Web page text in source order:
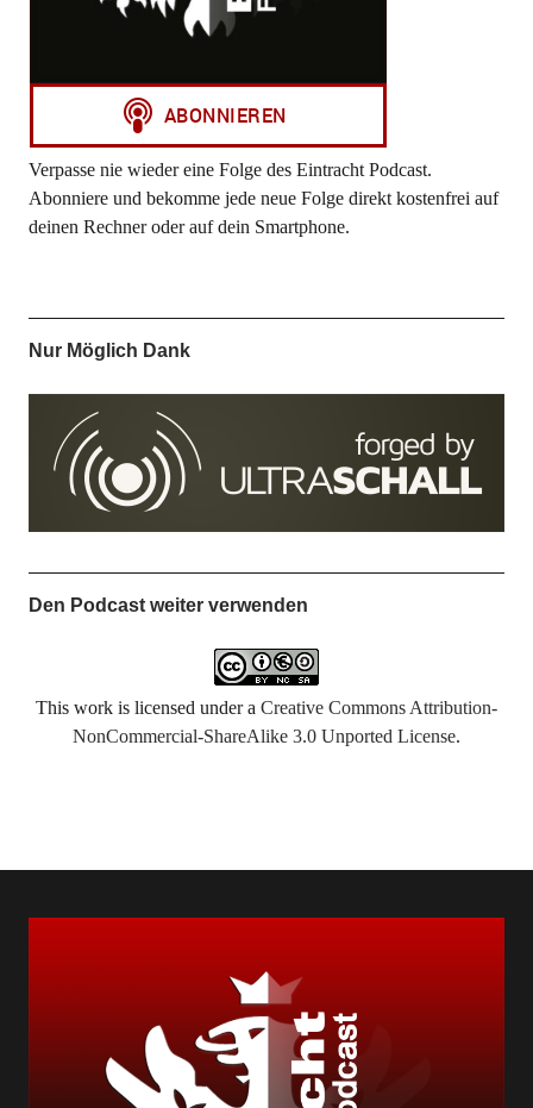
Verpasse nie wieder eine Folge des Eintracht Podcast.
Abonniere und bekomme jede neue Folge direkt kostenfrei auf
deinen Rechner oder auf dein Smartphone.
Nur Möglich Dank
Den Podcast weiter verwenden
This work is licensed under a Creative Commons Attribution-
NonCommercial-ShareAlike 3.0 Unported License.